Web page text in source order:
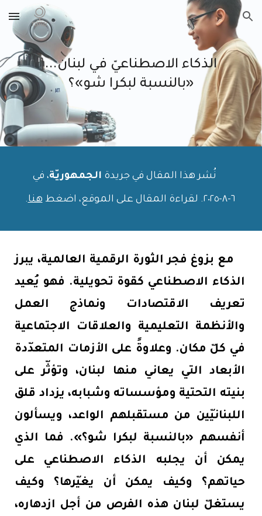
Skip to main content Skip to navigation
الذكاء الاصطناعيّ في لبنان...
«بالنسبة لبكرا شو»؟
نُشر هذا المقال في جريدة الجمهوريّة، في
٦-٨-٢٠٢٥. لقراءة المقال على الموقع، اضغط هنا.
مع بزوغ فجر الثورة الرقمية العالمية، يبرز
الذكاء الاصطناعي كقوة تحويلية. فهو يُعيد
تعريف الاقتصادات ونماذج العمل
والأنظمة التعليمية والعلاقات الاجتماعية
في كلّ مكان. وعلاوةً على الأزمات المتعدّدة
الأبعاد التي يعاني منها لبنان، وتؤثّر على
بنيته التحتية ومؤسساته وشبابه، يزداد قلق
اللبنانيّين من مستقبلهم الواعد، ويسألون
أنفسهم «بالنسبة لبكرا شو؟». فما الذي
يمكن أن يجلبه الذكاء الاصطناعي على
حياتهم؟ وكيف يمكن أن يغيّرها؟ وكيف
يستغلّ لبنان هذه الفرص من أجل ازدهاره،